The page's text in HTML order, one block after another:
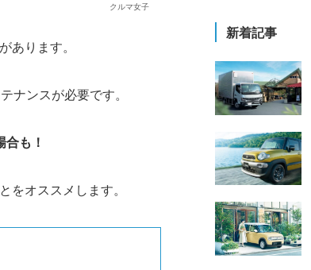
クルマ女子
ります。
ナンスが必要です。
も！
オススメします。
新着記事